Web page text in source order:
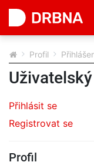
Profil
Přihlásit se
Registrovat se
Profil